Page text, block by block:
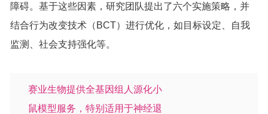
障碍。基于这些因素，研究团队提出了六个实施策略，并
结合行为改变技术（BCT）进行优化，如目标设定、自我
监测、社会支持强化等。
赛业生物提供全基因组人源化小
鼠模型服务，特别适用于神经退